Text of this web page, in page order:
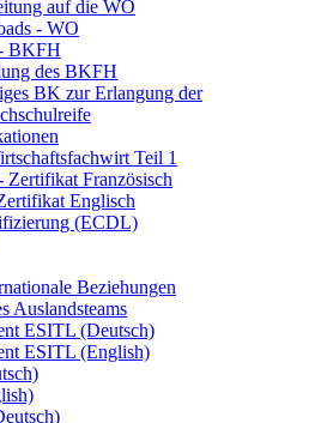
auf die WO
- WO
BKFH
des BKFH
BK zur Erlangung der
Teil 1
Französisch
Englisch
(ECDL)
Beziehungen
Auslandsteams
ESITL (Deutsch)
ESITL (English)